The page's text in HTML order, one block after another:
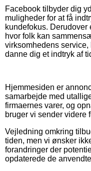
Facebook tilbyder dig
muligheder for at få
kundefokus.
hvor folk kan
virksomhedens
danne dig et indtryk af
Hjemmesiden er
samarbejde med
firmaernes varer, og
bruger vi sender videre
Vejledning omkring
tiden, men vi ønsker
forandringer der
opdaterede de